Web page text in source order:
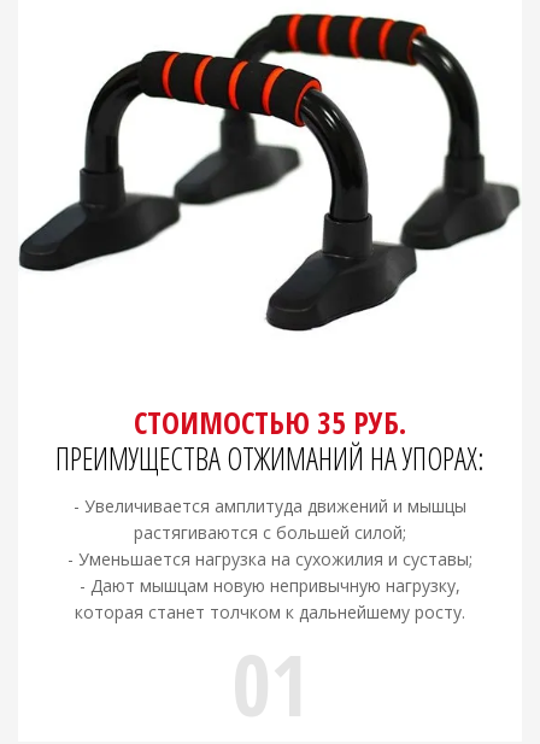
СТОИМОСТЬЮ 35 РУБ.
ПРЕИМУЩЕСТВА ОТЖИМАНИЙ НА УПОРАХ:
- Увеличивается амплитуда движений и мышцы
растягиваются с большей силой;
- Уменьшается нагрузка на сухожилия и суставы;
- Дают мышцам новую непривычную нагрузку,
которая станет толчком к дальнейшему росту.
01